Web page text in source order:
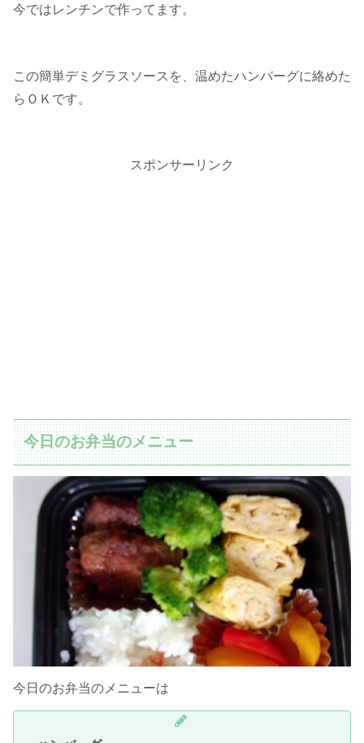
今ではレンチンで作ってます。
この簡単デミグラスソースを、温めたハンバーグに絡めた
らＯＫです。
スポンサーリンク
今日のお弁当のメニュー
今日のお弁当のメニューは